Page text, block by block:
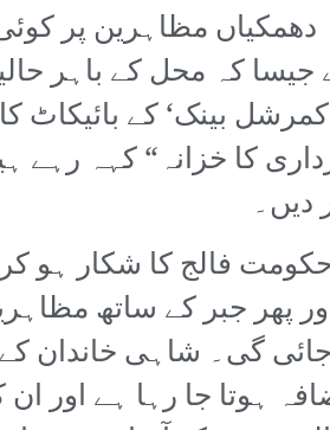
دھمکیاں مظاہرین پر
جیسا کہ محل کے باہر
کا خزانہ“ کہہ
دیں۔
فالج کا شکار ہو
پھر جبر کے ساتھ
گی۔ شاہی خاندان
ہوتا جا رہا ہے اور